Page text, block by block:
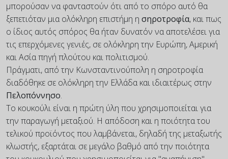
μπορούσαν να φανταστούν ότι από το σπόρο αυτό θα
ξεπετιόταν μια ολόκληρη επιστήμη η σηροτροφία, και πως
ο ίδιος αυτός σπόρος θα ήταν δυνατόν να αποτελέσει για
τις επερχόμενες γενιές, σε ολόκληρη την Ευρώπη, Αμερική
και Ασία πηγή πλούτου και πολιτισμού.
Πράγματι, από την Κωνσταντινούπολη η σηροτροφία
διαδόθηκε σε ολόκληρη την Ελλάδα και ιδιαιτέρως στην
Πελοπόννησο.
Το κουκούλι είναι η πρώτη ύλη που χρησιμοποιείται για
την παραγωγή μεταξιού. Η απόδοση και η ποιότητα του
τελικού προϊόντος που λαμβάνεται, δηλαδή της μεταξωτής
κλωστής, εξαρτάται σε μεγάλο βαθμό από την ποιότητα